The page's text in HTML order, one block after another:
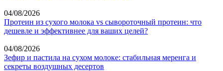
04/08/2026
Протеин из сухого молока vs сывороточный протеин: что
дешевле и эффективнее для ваших целей?
04/08/2026
Зефир и пастила на сухом молоке: стабильная меренга и
секреты воздушных десертов